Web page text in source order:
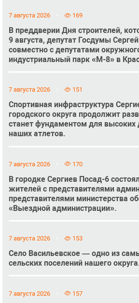
7 августа 2026 169
В преддверии Дня строителей,
9 августа, депутат Госдумы
совместно с депутатами
индустриальный парк «М-8» в
7 августа 2026 151
Спортивная инфраструктура
городского округа продолжит
станет фундаментом для высоких
наших атлетов.
7 августа 2026 170
В городке Сергиев Посад-6
жителей с представителями
представителями министерства
«Выездной администрации».
7 августа 2026 153
Село Васильевское — одно из
сельских поселений нашего
7 августа 2026 157